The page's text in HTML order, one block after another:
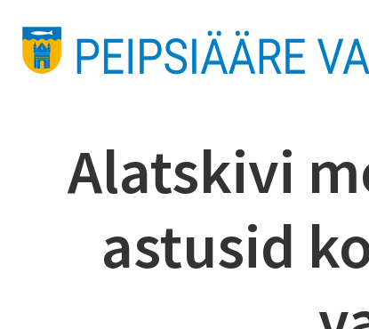
Alatskivi
astusid